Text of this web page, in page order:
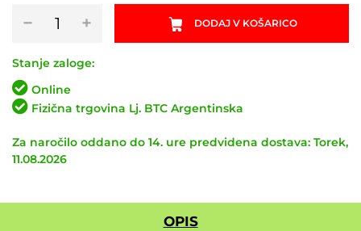
−
zavor
OFF
Disc
Brake
Cleaner
količina
+ DODAJ V KOŠARICO
Stanje zaloge:
Online
Fizična trgovina Lj. BTC Argentinska
Za naročilo oddano do 14. ure predvidena dostava: Torek,
11.08.2026
OPIS